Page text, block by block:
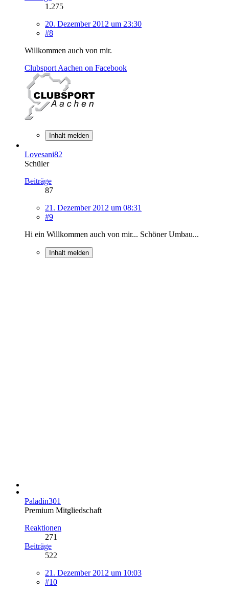
1.275
20. Dezember 2012 um 23:30
#8
Willkommen auch von mir.
Clubsport Aachen on Facebook
Inhalt melden
Lovesani82
Schüler
Beiträge
87
21. Dezember 2012 um 08:31
#9
Hi ein Willkommen auch von mir... Schöner Umbau...
Inhalt melden
Paladin301
Premium Mitgliedschaft
Reaktionen
271
Beiträge
522
21. Dezember 2012 um 10:03
#10